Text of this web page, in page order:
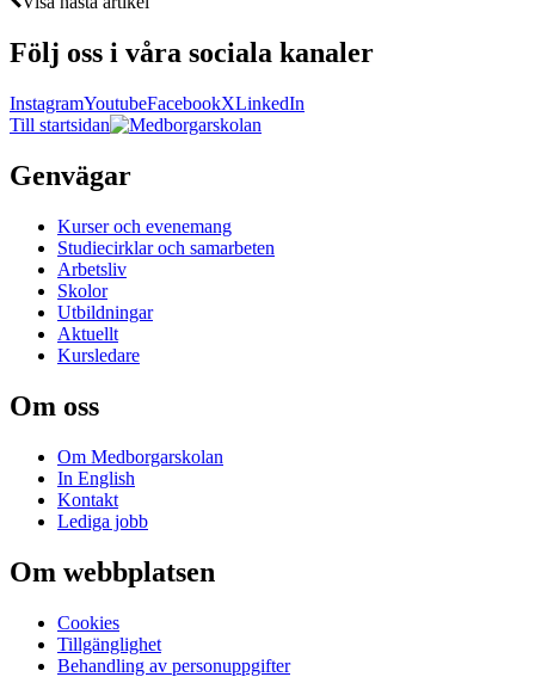
Följ oss i våra sociala kanaler
InstagramYoutubeFacebookXLinkedIn
Till startsidan
Genvägar
Kurser och evenemang
Studiecirklar och samarbeten
Arbetsliv
Skolor
Utbildningar
Aktuellt
Kursledare
Om oss
Om Medborgarskolan
In English
Kontakt
Lediga jobb
Om webbplatsen
Cookies
Tillgänglighet
Behandling av personuppgifter